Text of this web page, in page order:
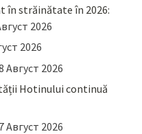
în străinătate în 2026:
2026
2026
Август 2026
Hotinului continuă
7 Август 2026